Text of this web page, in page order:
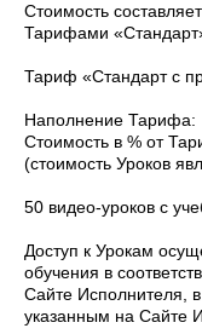
Стоимость
Тарифами
Тариф «Стандарт с
Наполнение Тарифа:
Стоимость в % от
(стоимость Уроков
50 видео-уроков с
Доступ к Урокам
обучения в
Сайте Исполнителя,
указанным на Сайте